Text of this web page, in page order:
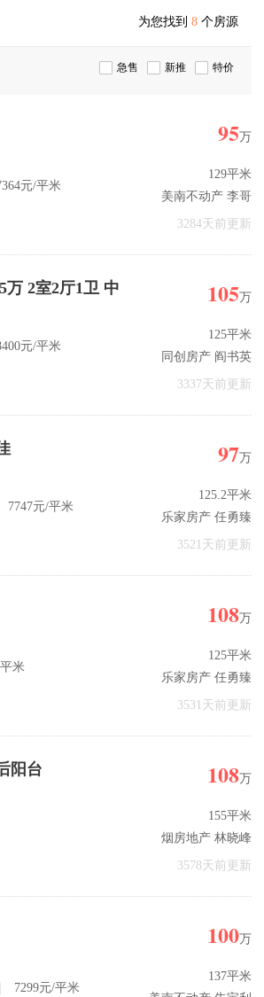
为您找到 8 个房源
急售 新推 特价
元/平米
95万
129平米
美南不动产 李哥
3284天前更新
2室2厅1卫 中
元/平米
105万
125平米
同创房产 阎书英
3337天前更新
7747元/平米
97万
125.2平米
乐家房产 任勇臻
3521天前更新
米
108万
125平米
乐家房产 任勇臻
3531天前更新
阳台 108万
155平米
烟房地产 林晓峰
3578天前更新
7299元/平米
100万
137平米